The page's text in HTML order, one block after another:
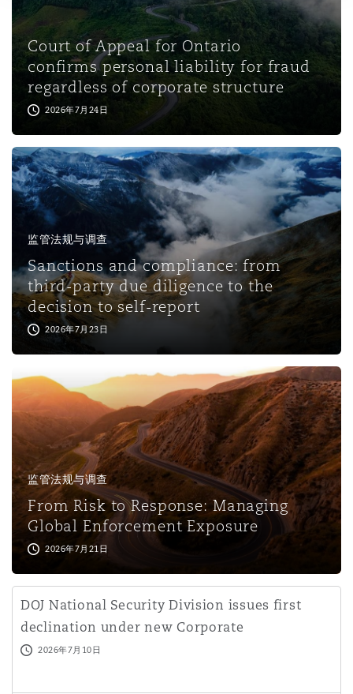
Court of Appeal for Ontario
confirms personal liability for fraud
regardless of corporate structure
2026年7月24日
监管法规与调查
Sanctions and compliance: from
third-party due diligence to the
decision to self-report
2026年7月23日
监管法规与调查
From Risk to Response: Managing
Global Enforcement Exposure
2026年7月21日
DOJ National Security Division issues first
declination under new Corporate
Enforcement Policy
2026年7月10日